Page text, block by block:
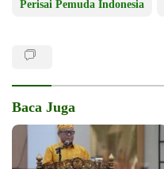
Perisai Pemuda Indonesia
Baca Juga